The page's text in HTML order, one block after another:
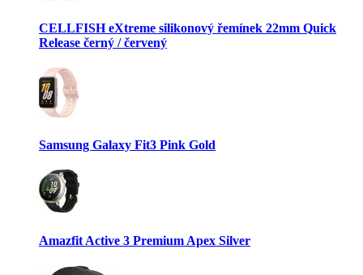
CELLFISH eXtreme silikonový řemínek 22mm Quick
Release černý / červený
Samsung Galaxy Fit3 Pink Gold
Amazfit Active 3 Premium Apex Silver